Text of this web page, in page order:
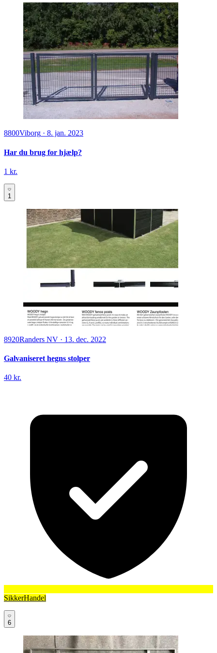
8800Viborg · 8. jan. 2023
Har du brug for hjælp?
1 kr.
1
8920Randers NV · 13. dec. 2022
Galvaniseret hegns stolper
40 kr.
SikkerHandel
6